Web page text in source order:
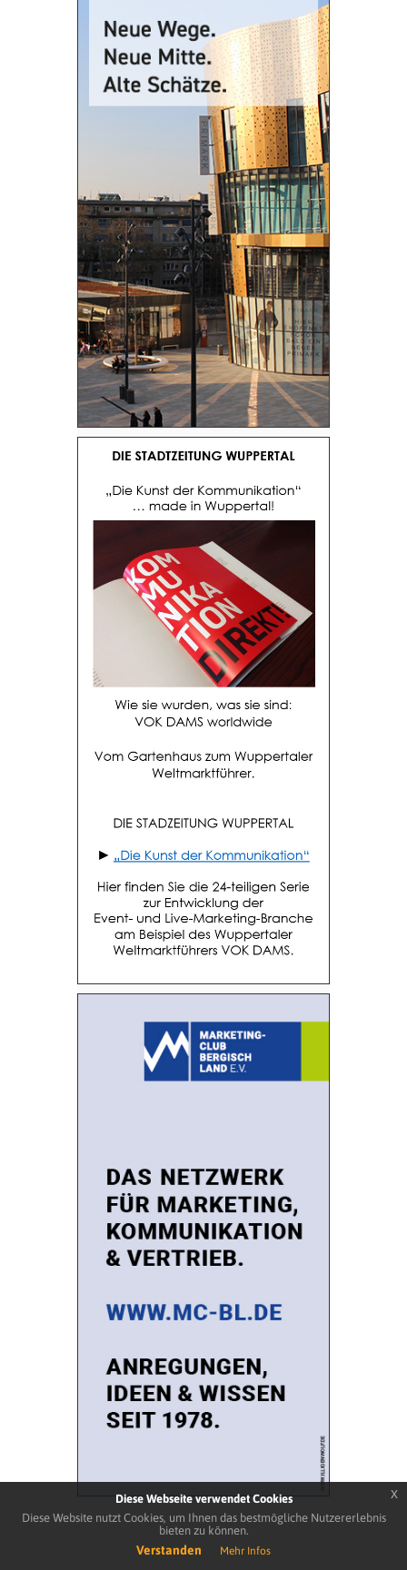
Diese Webseite verwendet Cookies
Diese Website nutzt Cookies, um Ihnen das bestmögliche Nutzererlebnis
bieten zu können.
Verstanden Mehr Infos
x